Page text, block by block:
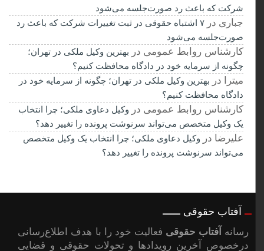
شرکت که باعث رد صورت‌جلسه می‌شود
جباری در
۷ اشتباه حقوقی در ثبت تغییرات شرکت که باعث رد
صورت‌جلسه می‌شود
کارشناس روابط عمومیدربهترین وکیل ملکی در تهران؛
چگونه از سرمایه خود در دادگاه محافظت کنیم؟
میترادربهترین وکیل ملکی در تهران؛ چگونه از سرمایه خود در
دادگاه محافظت کنیم؟
کارشناس روابط عمومیدروکیل دعاوی ملکی؛ چرا انتخاب
یک وکیل متخصص می‌تواند سرنوشت پرونده را تغییر دهد؟
علیرضادروکیل دعاوی ملکی؛ چرا انتخاب یک وکیل متخصص
می‌تواند سرنوشت پرونده را تغییر دهد؟
آفتاب حقوقی
رسانهآفتاب حقوقیفعالیت خود را با هدف اطلاع‌رسانی
درخصوص آخرین رویدادها و تحولات حقوقی و قضایی